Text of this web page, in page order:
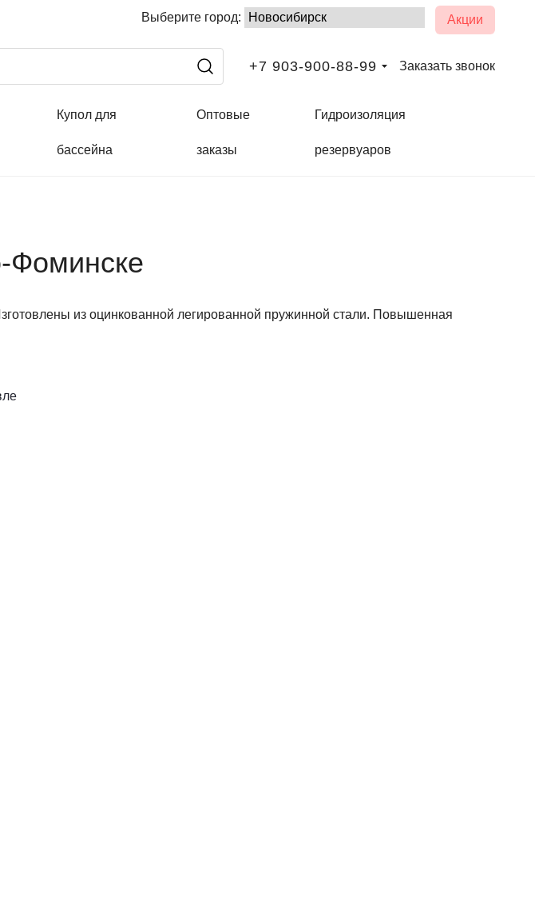
Выберите город: Акции
+7 903-900-88-99 Заказать звонок
Купол для
бассейна
Оптовые
заказы
Гидроизоляция
резервуаров
Фоминске
из оцинкованной легированной пружинной стали. Повышенная
напрямую зависит безопасность, упругость и срок службы всего батута.
перепадов температуры и других внешних факторов при уличной
стоимость в течение часа.